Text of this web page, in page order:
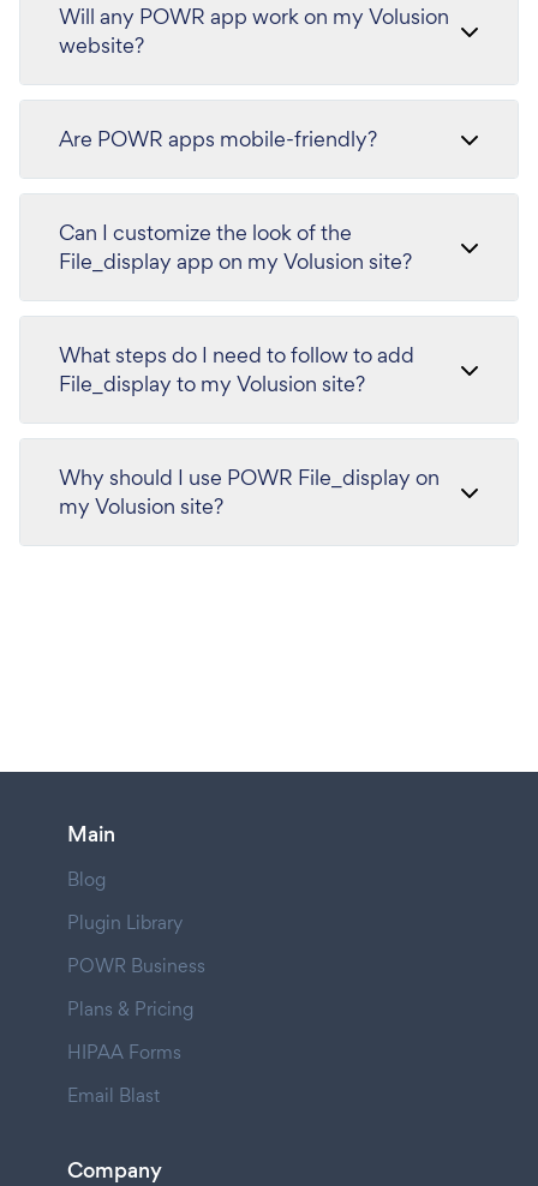
Will any POWR app work on my Volusion
website?
Are POWR apps mobile-friendly?
Can I customize the look of the
File_display app on my Volusion site?
What steps do I need to follow to add
File_display to my Volusion site?
Why should I use POWR File_display on
my Volusion site?
Main
Blog
Plugin Library
POWR Business
Plans & Pricing
HIPAA Forms
Email Blast
Company